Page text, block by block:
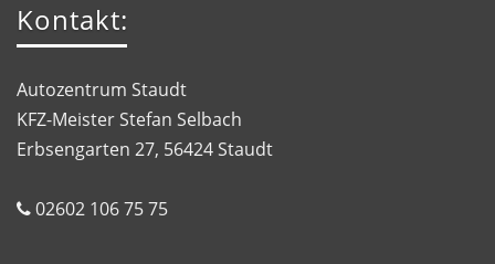
Kontakt:
Autozentrum Staudt
KFZ-Meister Stefan Selbach
Erbsengarten 27, 56424 Staudt
02602 106 75 75